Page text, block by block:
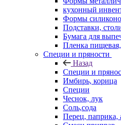
кухонный
Формы
Подставки,
Бумага для
Пленка
Специи и пряности
Назад
Специи и
Имбирь, корица
Специи
Чеснок, лук
Соль,сода
Перец, паприка,